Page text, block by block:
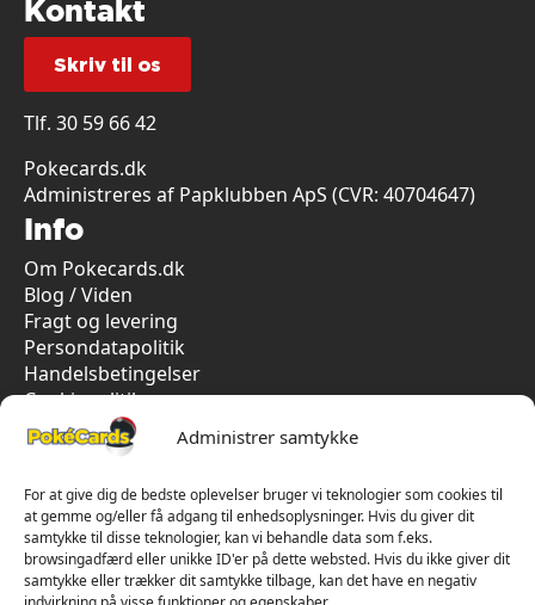
Administrer samtykke
For at give dig de bedste oplevelser bruger vi teknologier som cookies til
at gemme og/eller få adgang til enhedsoplysninger. Hvis du giver dit
samtykke til disse teknologier, kan vi behandle data som f.eks.
browsingadfærd eller unikke ID'er på dette websted. Hvis du ikke giver dit
samtykke eller trækker dit samtykke tilbage, kan det have en negativ
Kontakt
Skriv til os
Tlf. 30 59 66 42
Pokecards.dk
Administreres af Papklubben ApS (CVR: 40704647)
Info
Om Pokecards.dk
Blog / Viden
Fragt og levering
Persondatapolitik
Handelsbetingelser
Cookiepolitik
Vi har kun 5-stjernet anmeldelser på Trustpilot